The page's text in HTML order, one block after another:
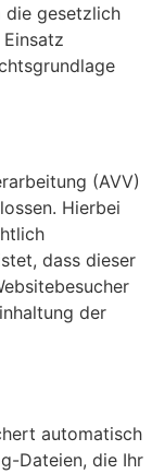
die gesetzlich
(AVV)
Hierbei
dass dieser
der
automatisch
Dateien, die Ihr